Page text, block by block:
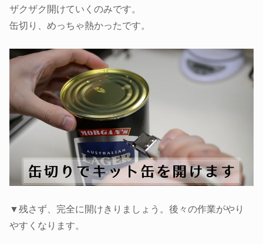
ザクザク開けていくのみです。
缶切り、めっちゃ熱かったです。
▼残さず、完全に開けきりましょう。後々の作業がやり
やすくなります。